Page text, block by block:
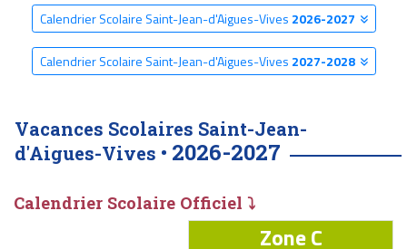
Calendrier Scolaire Saint-Jean-d'Aigues-Vives 2026-2027
Calendrier Scolaire Saint-Jean-d'Aigues-Vives 2027-2028
Vacances Scolaires Saint-Jean-
d'Aigues-Vives • 2026-2027
Calendrier Scolaire Officiel ⤵
Zone C